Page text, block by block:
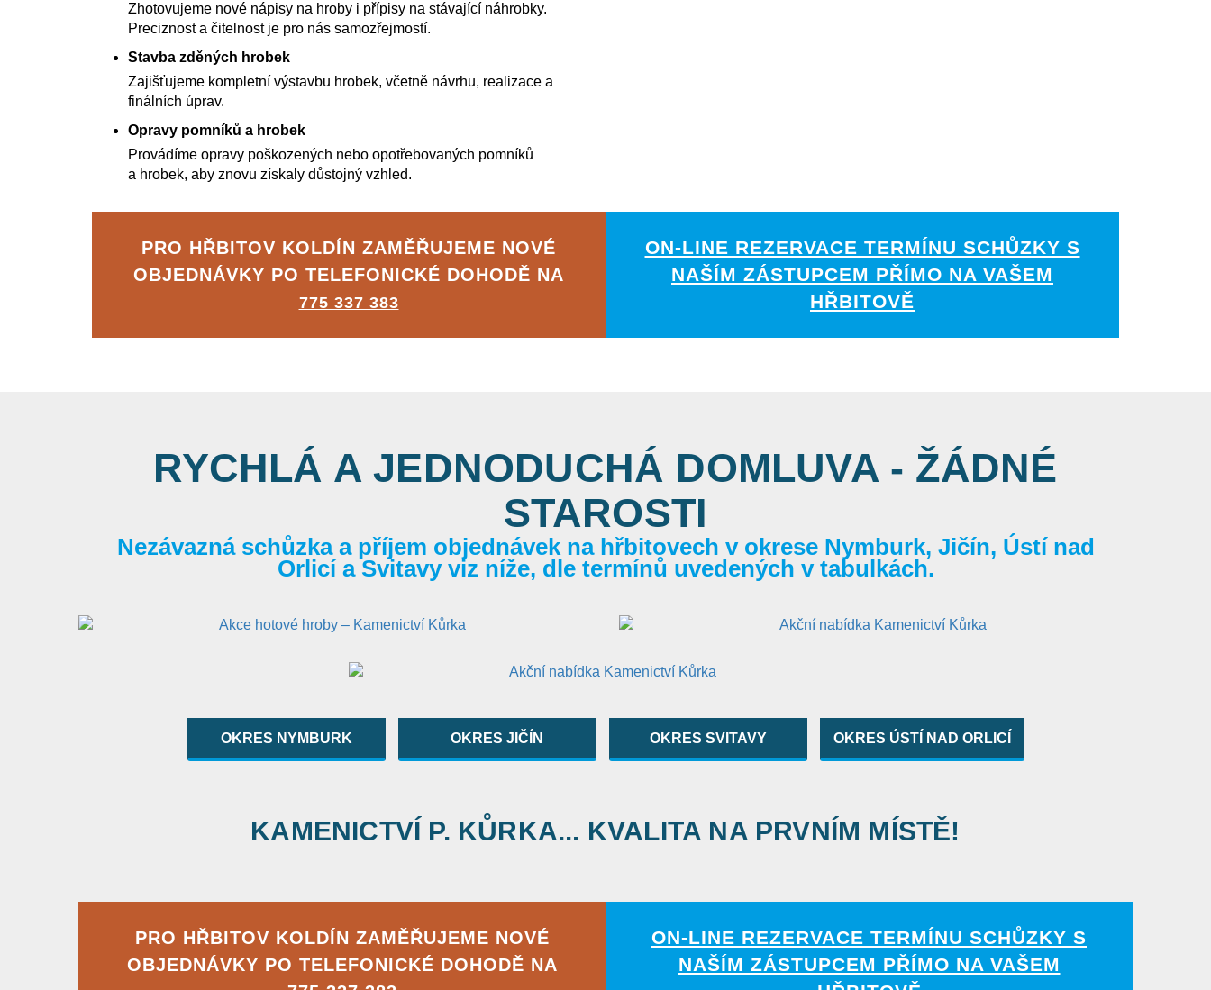
Zhotovujeme nové nápisy na hroby i přípisy na stávající náhrobky.
Preciznost a čitelnost je pro nás samozřejmostí.
Stavba zděných hrobek
Zajišťujeme kompletní výstavbu hrobek, včetně návrhu, realizace a
finálních úprav.
Opravy pomníků a hrobek
Provádíme opravy poškozených nebo opotřebovaných pomníků
a hrobek, aby znovu získaly důstojný vzhled.
PRO HŘBITOV KOLDÍN ZAMĚŘUJEME NOVÉ
OBJEDNÁVKY PO TELEFONICKÉ DOHODĚ NA
775 337 383
ON-LINE REZERVACE TERMÍNU SCHŮZKY S
NAŠÍM ZÁSTUPCEM PŘÍMO NA VAŠEM
HŘBITOVĚ
RYCHLÁ A JEDNODUCHÁ DOMLUVA - ŽÁDNÉ
STAROSTI
Nezávazná schůzka a příjem objednávek na hřbitovech v okrese Nymburk, Jičín, Ústí nad
Orlicí a Svitavy viz níže, dle termínů uvedených v tabulkách.
OKRES NYMBURK OKRES JIČÍN OKRES SVITAVY OKRES ÚSTÍ NAD ORLICÍ
KAMENICTVÍ P. KŮRKA... KVALITA NA PRVNÍM MÍSTĚ!
PRO HŘBITOV KOLDÍN ZAMĚŘUJEME NOVÉ
OBJEDNÁVKY PO TELEFONICKÉ DOHODĚ NA
ON-LINE REZERVACE TERMÍNU SCHŮZKY S
NAŠÍM ZÁSTUPCEM PŘÍMO NA VAŠEM